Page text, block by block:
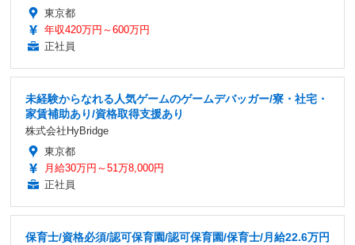
東京都
年収420万円～600万円
正社員
未経験からなれる人気ゲームのゲームデバッガー/寮・社宅・
家賃補助あり/資格取得支援あり
株式会社HyBridge
東京都
月給30万円～51万8,000円
正社員
保育士/資格必須/認可保育園/認可保育園/保育士/月給22.6万円